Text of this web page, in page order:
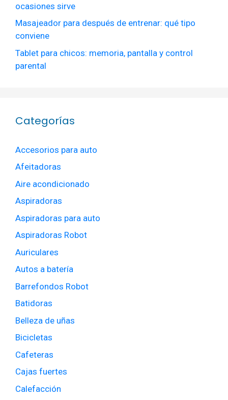
ocasiones sirve
Masajeador para después de entrenar: qué tipo
conviene
Tablet para chicos: memoria, pantalla y control
parental
Categorías
Accesorios para auto
Afeitadoras
Aire acondicionado
Aspiradoras
Aspiradoras para auto
Aspiradoras Robot
Auriculares
Autos a batería
Barrefondos Robot
Batidoras
Belleza de uñas
Bicicletas
Cafeteras
Cajas fuertes
Calefacción